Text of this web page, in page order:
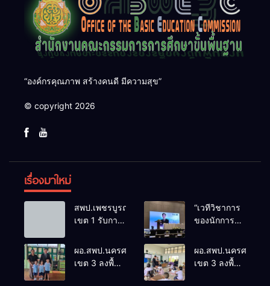
“องค์กรคุณภาพ สร้างคนดี มีความสุข”
© copyright 2026
เรื่องมาใหม่
สพป.เพชรบูรณ์
เขต 1 รับการ
ประเมินผล
เชิงประจักษ์
“เวทีวิชาการ
ของนักการ
ThaiCER
ผอ.สพป.นครศรีธรรมราช
เขต 3 ลงพื้นที่
ผอ.สพป.นครศรีธรร
เขต 3 ลงพื้นที่